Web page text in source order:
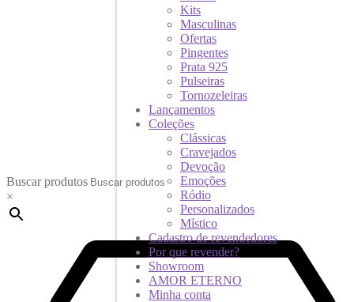
Buscar produtos
×
Kits
Masculinas
Ofertas
Pingentes
Prata 925
Pulseiras
Tornozeleiras
Lançamentos
Coleções
Clássicas
Cravejados
Devoção
Emoções
Ródio
Personalizados
Místico
Cadastro de revendedores
Por que revender?
Showroom
AMOR ETERNO
Minha conta